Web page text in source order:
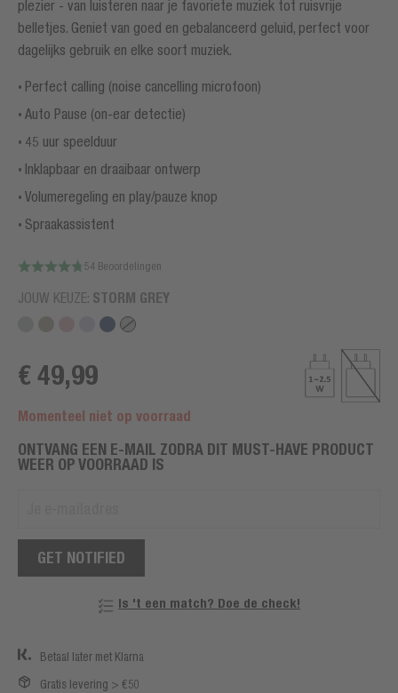
plezier - van luisteren naar je favoriete muziek tot ruisvrije
belletjes. Geniet van goed en gebalanceerd geluid, perfect voor
dagelijks gebruik en elke soort muziek.
Perfect calling (noise cancelling microfoon)
Auto Pause (on-ear detectie)
45 uur speelduur
Inklapbaar en draaibaar ontwerp
Volumeregeling en play/pauze knop
Spraakassistent
54 Beoordelingen
JOUW KEUZE: STORM GREY
€ 49,99
Momenteel niet op voorraad
ONTVANG EEN E-MAIL ZODRA DIT MUST-HAVE PRODUCT
WEER OP VOORRAAD IS
GET NOTIFIED
Is 't een match? Doe de check!
Betaal later met Klarna
Gratis levering > €50